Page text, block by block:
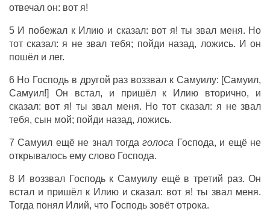
отвечал он: вот я!
5 И побежал к Илию и сказал: вот я! ты звал меня. Но
тот сказал: я не звал тебя; пойди назад, ложись. И он
пошёл и лег.
6 Но Господь в другой раз воззвал к Самуилу: [Самуил,
Самуил!] Он встал, и пришёл к Илию вторично, и
сказал: вот я! ты звал меня. Но тот сказал: я не звал
тебя, сын мой; пойди назад, ложись.
7 Самуил ещё не знал тогдаголоса Господа, и ещё не
открывалось ему слово Господа.
8 И воззвал Господь к Самуилу ещё в третий раз. Он
встал и пришёл к Илию и сказал: вот я! ты звал меня.
Тогда понял Илий, что Господь зовёт отрока.